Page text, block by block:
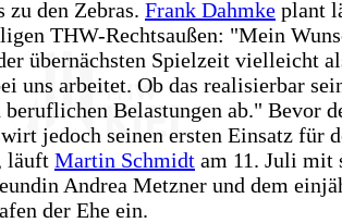
zu den Zebras. Frank Dahmke plant
THW-Rechtsaußen: "Mein
übernächsten Spielzeit vielleicht
uns arbeitet. Ob das realisierbar
beruflichen Belastungen ab." Bevor
jedoch seinen ersten Einsatz für
läuft Martin Schmidt am 11. Juli mit
Andrea Metzner und dem
der Ehe ein.